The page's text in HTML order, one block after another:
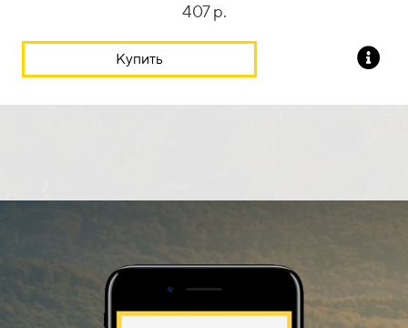
407 р.
Купить